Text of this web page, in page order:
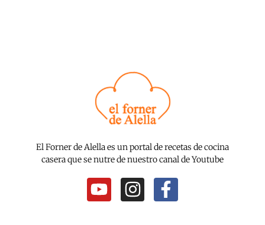
El Forner de Alella es un portal de recetas de cocina
casera que se nutre de nuestro canal de Youtube
Y
o
I
n
F
a